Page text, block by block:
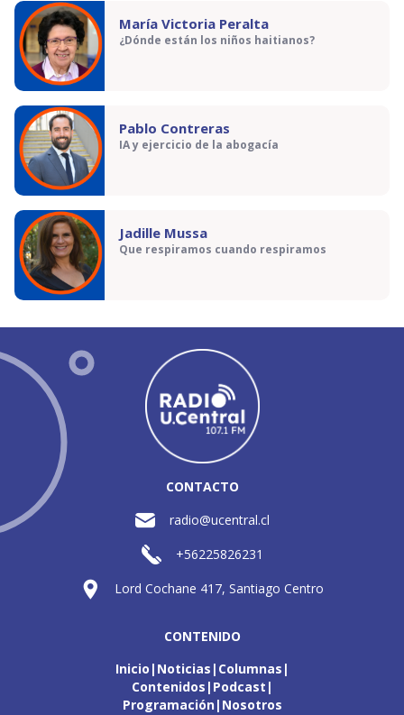
María Victoria Peralta
¿Dónde están los niños haitianos?
Pablo Contreras
IA y ejercicio de la abogacía
Jadille Mussa
Que respiramos cuando respiramos
CONTACTO
radio@ucentral.cl
+56225826231
Lord Cochane 417, Santiago Centro
CONTENIDO
Inicio Noticias Columnas
Contenidos Podcast
Programación Nosotros